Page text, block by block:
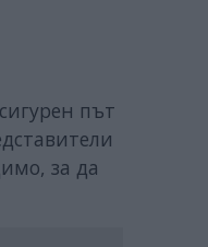
път
за да